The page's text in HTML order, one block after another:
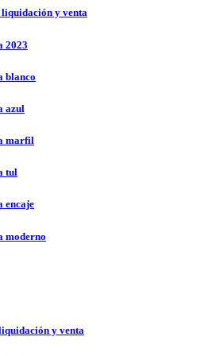
liquidación y venta
2023
blanco
azul
marfil
tul
encaje
moderno
liquidación y venta